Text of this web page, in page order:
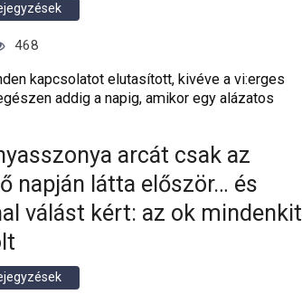
468
kapcsolatot elutasított, kivéve a vi:erges
addig a napig, amikor egy alázatos
arcát csak az
napján látta először… és
válást kért: az ok mindenkit